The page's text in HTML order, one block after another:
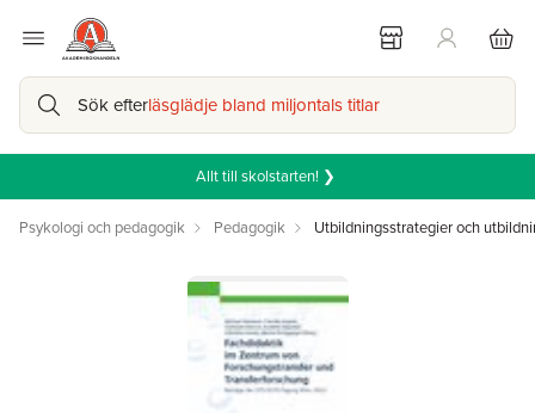
Sök efterläsglädje bland miljontals titlar
Allt till skolstarten! ❯
Psykologi och pedagogik Pedagogik Utbildningsstrategier och